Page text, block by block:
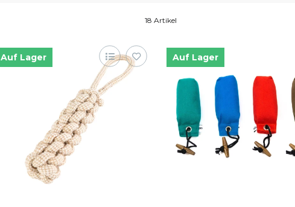
18 Artikel
Auf Lager Auf Lager